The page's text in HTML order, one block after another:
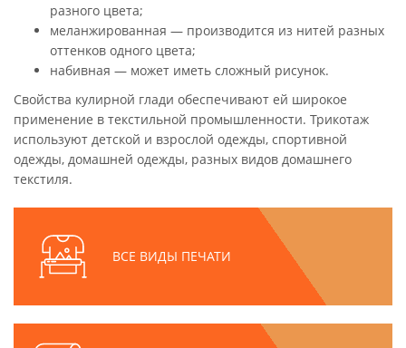
разного цвета;
меланжированная — производится из нитей разных
оттенков одного цвета;
набивная — может иметь сложный рисунок.
Свойства кулирной глади обеспечивают ей широкое
применение в текстильной промышленности. Трикотаж
используют детской и взрослой одежды, спортивной
одежды, домашней одежды, разных видов домашнего
текстиля.
ВСЕ ВИДЫ ПЕЧАТИ